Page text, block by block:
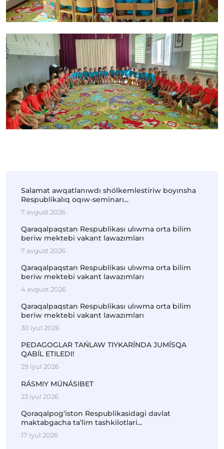
Salamat awqatlanıwdı shólkemlestiriw boyınsha
Respublikalıq oqıw-seminarı...
7 avgust 2026
Qaraqalpaqstan Respublikası ulıwma orta bilim
beriw mektebi vakant lawazımları
7 avgust 2026
Qaraqalpaqstan Respublikası ulıwma orta bilim
beriw mektebi vakant lawazımları
4 avgust 2026
Qaraqalpaqstan Respublikası ulıwma orta bilim
beriw mektebi vakant lawazımları
30 iyul 2026
PEDAGOGLAR TAŃLAW TIYKARÍNDA JUMÍSQA
QABÍL ETILEDI!
29 iyul 2026
RÁSMIY MÚNÁSIBET
23 iyul 2026
Qoraqalpog‘iston Respublikasidagi davlat
maktabgacha ta’lim tashkilotlari...
17 iyul 2026